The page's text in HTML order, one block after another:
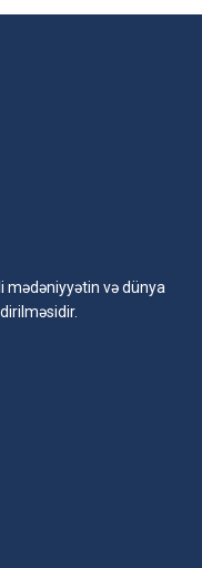
mədəniyyətin və dünya